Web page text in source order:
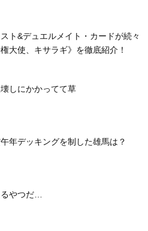
ト&デュエルメイト・カードが続々
大使、キサラギ》を徹底紹介！
しにかかってて草
年デッキングを制した雄馬は？
やつだ…